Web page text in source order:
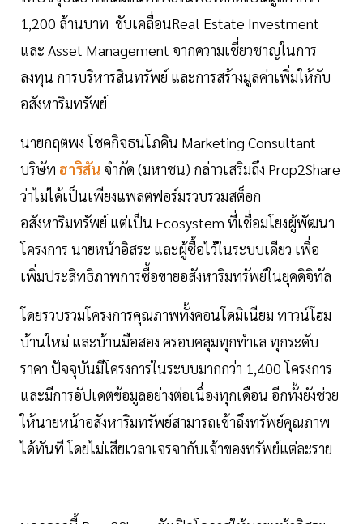
1,200 ล้านบาท ขับเคลื่อนReal Estate Investment
และ Asset Management จากความเชี่ยวชาญในการ
ลงทุน การบริหารสินทรัพย์ และการสร้างมูลค่าเพิ่มให้กับ
อสังหาริมทรัพย์
นายกฤตพง โชคกิจธนโภคิน Marketing Consultant
บริษัท ฮาริสัน จำกัด (มหาชน) กล่าวเสริมถึง Prop2Share
ว่าไม่ได้เป็นเพียงแพลตฟอร์มรวบรวมสต็อก
อสังหาริมทรัพย์ แต่เป็น Ecosystem ที่เชื่อมโยงผู้พัฒนา
โครงการ นายหน้าอิสระ และผู้ซื้อไว้ในระบบเดียว เพื่อ
เพิ่มประสิทธิภาพการซื้อขายอสังหาริมทรัพย์ในยุคดิจิทัล
โดยรวบรวมโครงการคุณภาพทั้งคอนโดมิเนียม ทาวน์โฮม
บ้านใหม่ และบ้านมือสอง ครอบคลุมทุกทำเล ทุกระดับ
ราคา ปัจจุบันมีโครงการในระบบมากกว่า 1,400 โครงการ
และมีการอัปเดตข้อมูลอย่างต่อเนื่องทุกเดือน อีกทั้งยังช่วย
ให้นายหน้าอสังหาริมทรัพย์สามารถเข้าถึงทรัพย์คุณภาพ
ได้ทันที โดยไม่เสียเวลาเจรจากับเจ้าของทรัพย์แต่ละราย